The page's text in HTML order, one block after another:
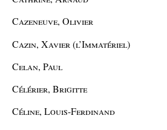
Cazeneuve, Olivier
Cazin, Xavier (l’Immatériel)
Celan, Paul
Célérier, Brigitte
Céline, Louis-Ferdinand